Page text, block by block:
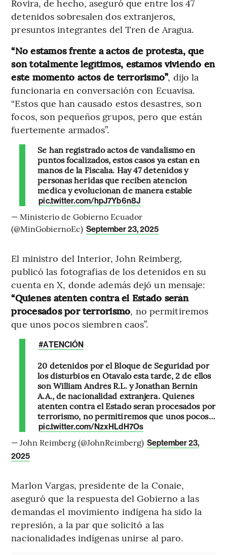
Rovira, de hecho, aseguró que entre los 47
detenidos sobresalen dos extranjeros,
presuntos integrantes del Tren de Aragua.
“No estamos frente a actos de protesta, que
son totalmente legítimos, estamos viviendo en
este momento actos de terrorismo”, dijo la
funcionaria en conversación con Ecuavisa.
“Estos que han causado estos desastres, son
focos, son pequeños grupos, pero que están
fuertemente armados”.
Se han registrado actos de vandalismo en
puntos focalizados, estos casos ya están en
manos de la Fiscalía. Hay 47 detenidos y
personas heridas que reciben atención
médica y evolucionan de manera estable
pic.twitter.com/hpJ7Yb6n8J
— Ministerio de Gobierno Ecuador
(@MinGobiernoEc) September 23, 2025
El ministro del Interior, John Reimberg,
publicó las fotografías de los detenidos en su
cuenta en X, donde además dejó un mensaje:
“Quienes atenten contra el Estado serán
procesados por terrorismo, no permitiremos
que unos pocos siembren caos”.
#ATENCIÓN
20 detenidos por el Bloque de Seguridad por
los disturbios en Otavalo esta tarde, 2 de ellos
son William Andrés R.L. y Jonathan Bernin
A.A., de nacionalidad extranjera. Quienes
atenten contra el Estado serán procesados por
terrorismo, no permitiremos que unos pocos…
pic.twitter.com/NzxHLdH7Os
— John Reimberg (@JohnReimberg) September 23,
2025
Marlon Vargas, presidente de la Conaie,
aseguró que la respuesta del Gobierno a las
demandas el movimiento indígena ha sido la
represión, a la par que solicitó a las
nacionalidades indígenas unirse al paro.